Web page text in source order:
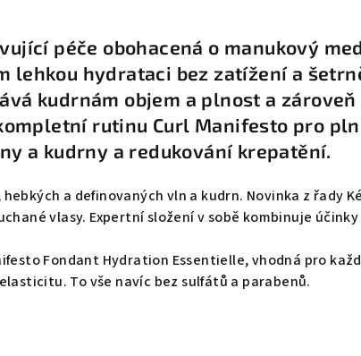
péče obohacená o manukový
lehkou hydrataci bez zatížení a
kudrnám objem a plnost a
rutinu Curl Manifesto pro
a kudrny a redukování krepatění.
a definovaných vln a kudrn. Novinka z řady
vlasy. Expertní složení v sobě kombinuje
Fondant Hydration Essentielle, vhodná pro
To vše navíc bez sulfátů a parabenů.